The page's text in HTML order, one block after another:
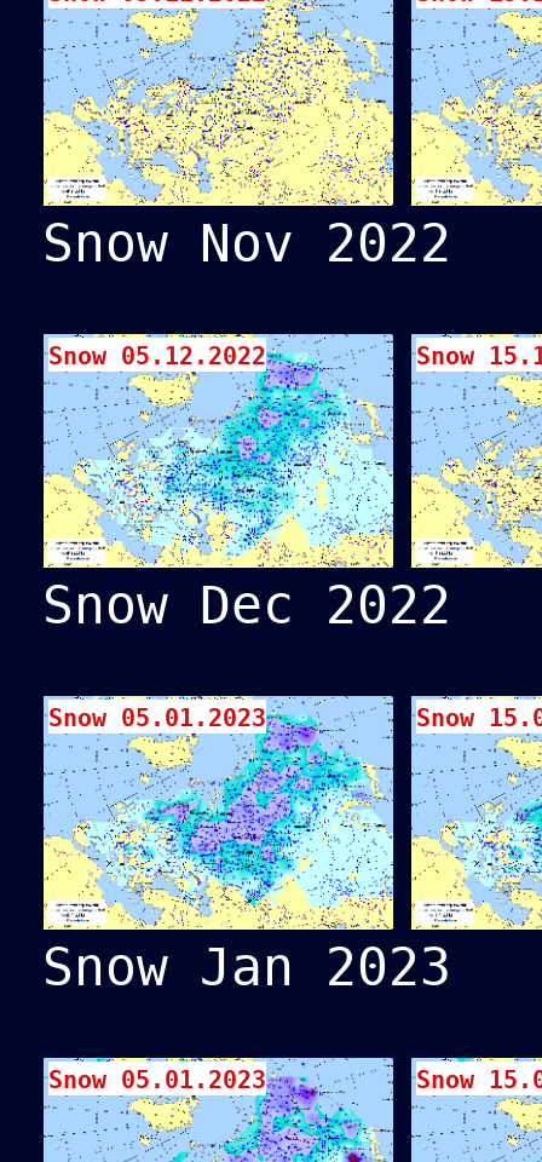
Snow Nov 2022
Snow 05.12.2022 Snow
Snow Dec 2022
Snow 05.01.2023 Snow
Snow Jan 2023
Snow 05.01.2023 Snow